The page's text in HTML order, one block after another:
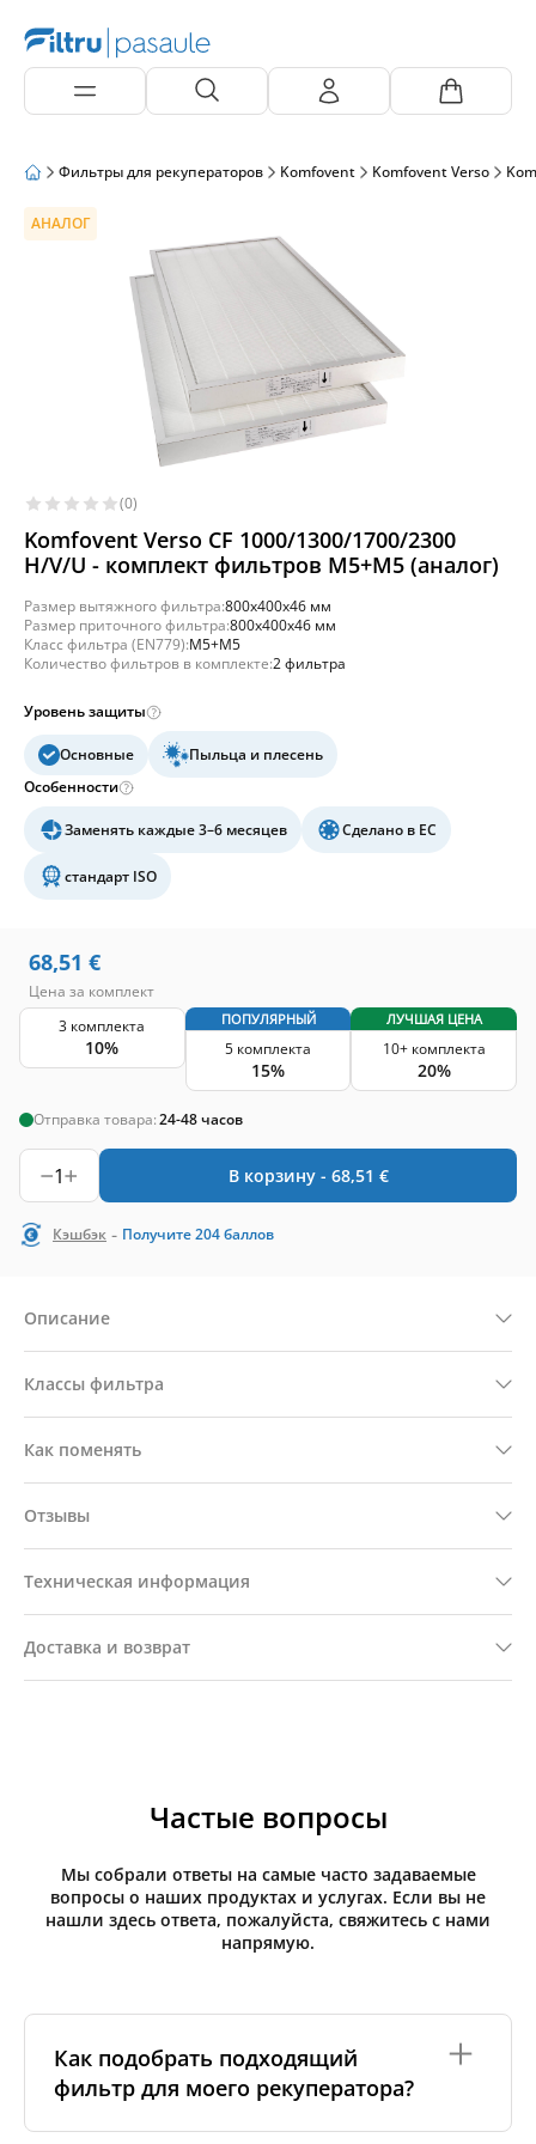
Фильтры для рекуператоров Komfovent Komfovent Verso
АНАЛОГ
(0)
Komfovent Verso CF 1000/1300/1700/2300
H/V/U - комплект фильтров M5+M5 (аналог)
Размер вытяжного фильтра:800x400x46 мм
Размер приточного фильтра:800x400x46 мм
Класс фильтра (EN779):M5+M5
Количество фильтров в комплекте:2 фильтра
Уровень защиты
Основные
Пыльца и плесень
Особенности
Заменять каждые 3–6 месяцев Сделано в ЕС
стандарт ISO
68,51 €
Цена за комплект
3 комплекта
10%
ПОПУЛЯРНЫЙ
5 комплекта
15%
ЛУЧШАЯ ЦЕНА
10+ комплекта
20%
Отправка товара:24-48 часов
1 В корзину - 68,51 €
Кэшбэк - Получите204баллов
Описание
Классы фильтра
Как поменять
Отзывы
Техническая информация
Доставка и возврат
Частые вопросы
Мы собрали ответы на самые часто задаваемые
вопросы о наших продуктах и услугах. Если вы не
нашли здесь ответа, пожалуйста, свяжитесь с нами
напрямую.
Как подобрать подходящий
фильтр для моего рекуператора?